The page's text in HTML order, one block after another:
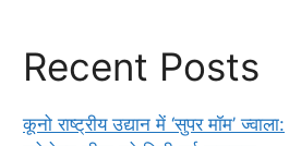
Recent Posts
कूनो राष्ट्रीय उद्यान में ‘सुपर मॉम’ ज्वाला: